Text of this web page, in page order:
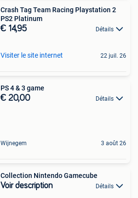
Crash Tag Team Racing Playstation 2
PS2 Platinum
€ 14,95 Détails
Visiter le site internet 22 juil. 26
PS 4 & 3 game
€ 20,00 Détails
Wijnegem 3 août 26
Collection Nintendo Gamecube
Voir description Détails